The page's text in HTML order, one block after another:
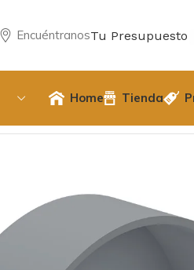
EncuéntranosTu Presupuesto
Home Tienda